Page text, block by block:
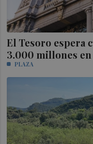
El Tesoro espera
3.000 millones en
PLAZA